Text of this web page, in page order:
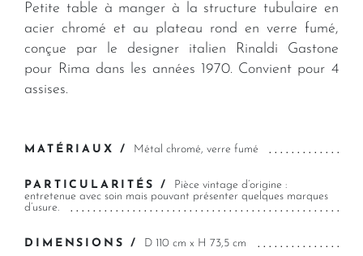
Petite table à manger à la structure tubulaire en
acier chromé et au plateau rond en verre fumé,
conçue par le designer italien Rinaldi Gastone
pour Rima dans les années 1970. Convient pour 4
assises.
MATÉRIAUX / Métal chromé, verre fumé
PARTICULARITÉS / Pièce vintage d’origine :
entretenue avec soin mais pouvant présenter quelques marques
d’usure.
DIMENSIONS / D 110 cm x H 73,5 cm